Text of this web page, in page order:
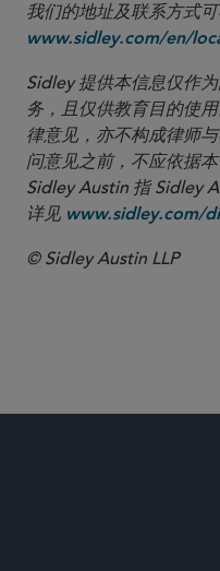
我们的地址及联系方式
www.sidley.com/en/
Sidley 提供本信息仅作
务，且仅供教育目的使
律意见，亦不构成律师
问意见之前，不应依据
Sidley Austin 指 Sidley
详见 www.sidley.com/
© Sidley Austin LLP